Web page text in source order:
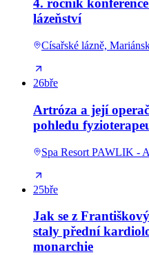
4. ročník
lázeňství
Císařské lázně,
26bře
Artróza a její
pohledu
Spa Resort PAWLIK -
25bře
Jak se z
staly přední
monarchie